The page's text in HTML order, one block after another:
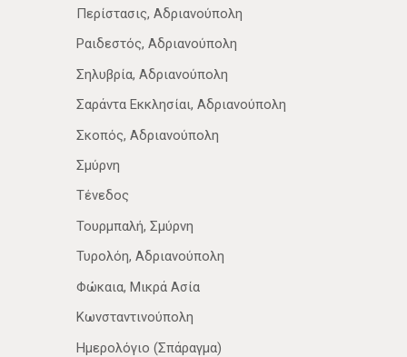
Περίστασις, Αδριανούπολη
Ραιδεστός, Αδριανούπολη
Σηλυβρία, Αδριανούπολη
Σαράντα Εκκλησίαι, Αδριανούπολη
Σκοπός, Αδριανούπολη
Σμύρνη
Τένεδος
Τουρμπαλή, Σμύρνη
Τυρολόη, Αδριανούπολη
Φώκαια, Μικρά Ασία
Κωνσταντινούπολη
Ημερολόγιο (Σπάραγμα)